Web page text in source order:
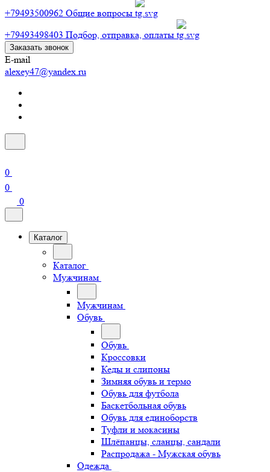
+79493500962 Общие вопросы
+79493498403 Подбор, отправка, оплаты
Заказать звонок
E-mail
alexey47@yandex.ru
0
0
0
Каталог
Каталог
Мужчинам
Мужчинам
Обувь
Обувь
Кроссовки
Кеды и слипоны
Зимняя обувь и термо
Обувь для футбола
Баскетбольная обувь
Обувь для единоборств
Туфли и мокасины
Шлёпанцы, сланцы, сандали
Распродажа - Мужская обувь
Одежда